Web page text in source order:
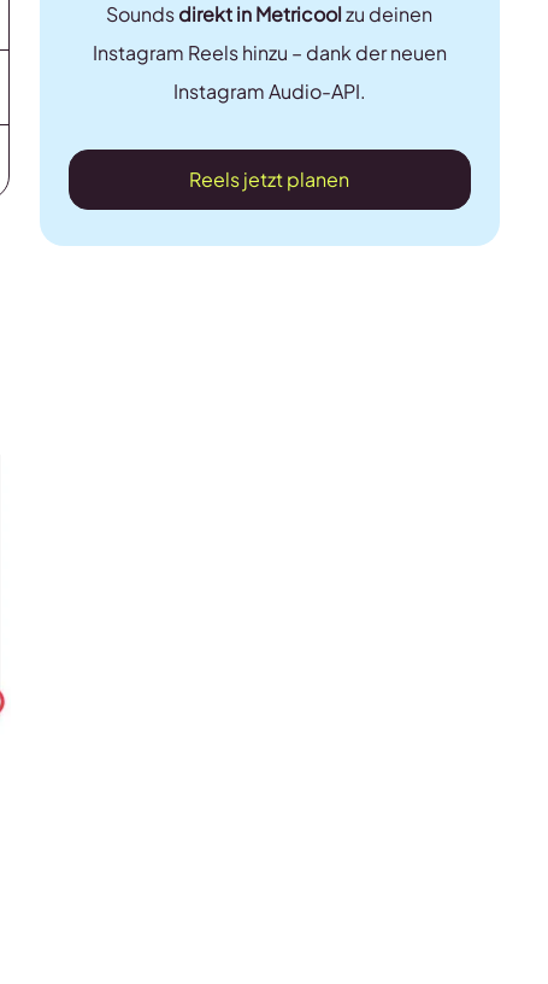
Soundsdirekt in Metricoolzu deinen
Instagram Reels hinzu – dank der neuen
Instagram Audio-API.
Reels jetzt planen